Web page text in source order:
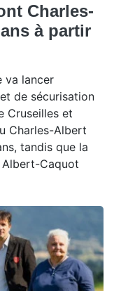
Charles-
à partir
va lancer
de sécurisation
Cruseilles et
Charles-Albert
tandis que la
Caquot